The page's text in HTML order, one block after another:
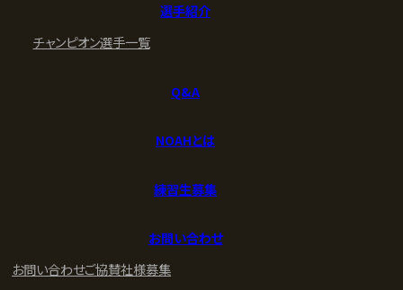
選手紹介
チャンピオン選手一覧
Q&A
NOAHとは
練習生募集
お問い合わせ
お問い合わせご協賛社様募集